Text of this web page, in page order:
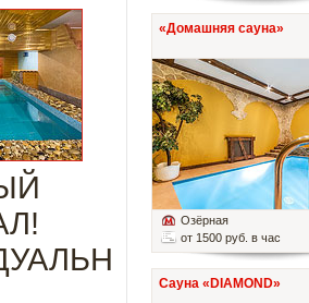
«Домашняя сауна»
Озёрная
от 1500 руб. в час
Сауна «DIAMOND»